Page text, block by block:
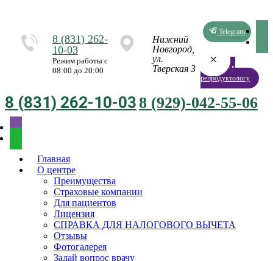
8 (831) 262-
10-03
Режим работы с
08:00 до 20:00
Нижний
Новгород,
ул.
Тверская 3
Telegram
Запись к
репродуктологу
8 (831) 262-10-038 (929)-042-55-06
Главная
О центре
Преимущества
Страховые компании
Для пациентов
Лицензия
СПРАВКА ДЛЯ НАЛОГОВОГО ВЫЧЕТА
Отзывы
Фотогалерея
Задай вопрос врачу
×
×
×
×
×
×
×
×